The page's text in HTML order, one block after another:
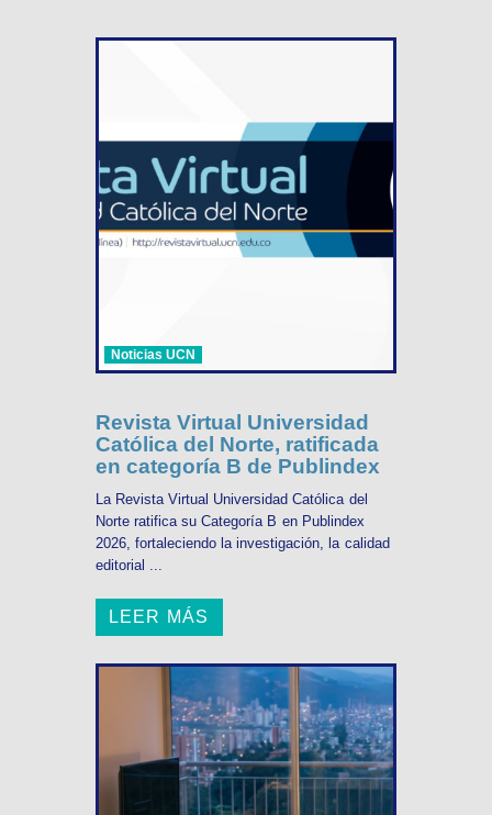
Noticias UCN
Revista Virtual Universidad
Católica del Norte, ratificada
en categoría B de Publindex
La Revista Virtual Universidad Católica del
Norte ratifica su Categoría B en Publindex
2026, fortaleciendo la investigación, la calidad
editorial ...
LEER MÁS